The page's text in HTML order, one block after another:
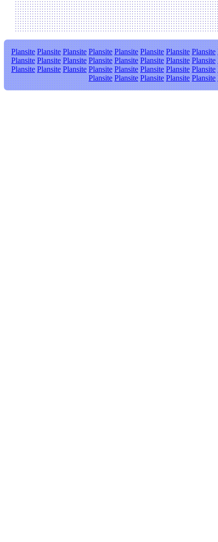
Plansite Plansite Plansite Plansite Plansite Plansite Plansite Plansite
Plansite Plansite Plansite Plansite Plansite Plansite Plansite Plansite
Plansite Plansite Plansite Plansite Plansite Plansite Plansite Plansite
Plansite Plansite Plansite Plansite Plansite